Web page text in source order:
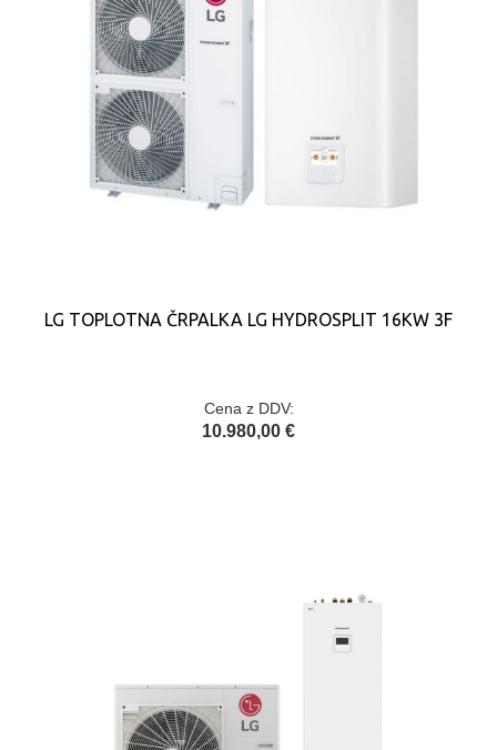
LG TOPLOTNA ČRPALKA LG HYDROSPLIT 16KW 3F
Cena z DDV:
10.980,00 €